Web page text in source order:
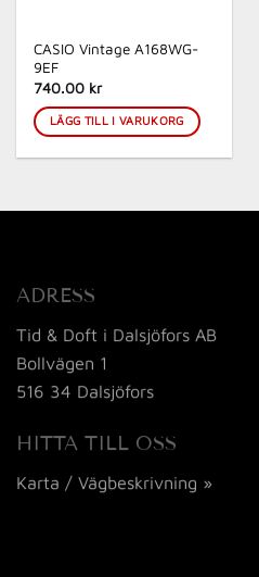
CASIO Vintage A168WG-
9EF
740.00 kr
LÄGG TILL I VARUKORG
ADRESS
Tid & Doft i Dalsjöfors AB
Bollvägen 1
516 34 Dalsjöfors
HITTA TILL OSS
Karta / Vägbeskrivning »